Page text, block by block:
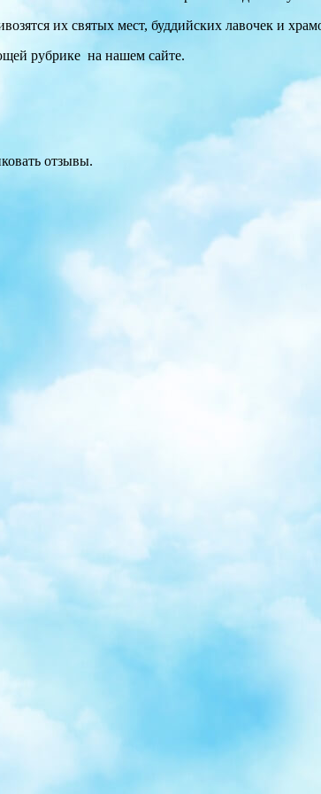
их святых мест, буддийских лавочек и
рубрике на нашем сайте.
отзывы.